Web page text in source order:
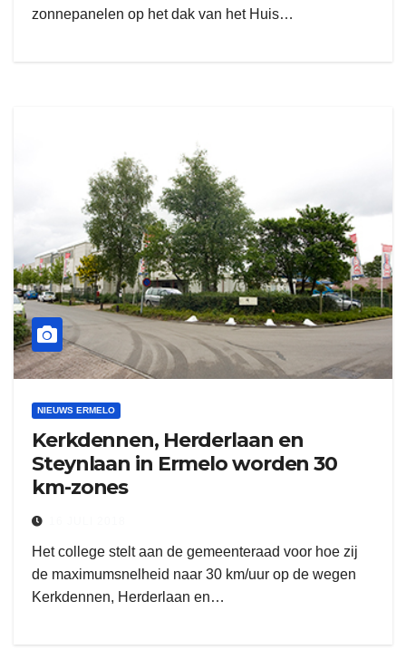
zonnepanelen op het dak van het Huis…
NIEUWS ERMELO
Kerkdennen, Herderlaan en
Steynlaan in Ermelo worden 30
km-zones
Het college stelt aan de gemeenteraad voor hoe zij
de maximumsnelheid naar 30 km/uur op de wegen
Kerkdennen, Herderlaan en…